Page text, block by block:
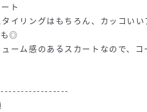
ト
イリングはもちろん、カッコいい
も◎
ーム感のあるスカートなので、